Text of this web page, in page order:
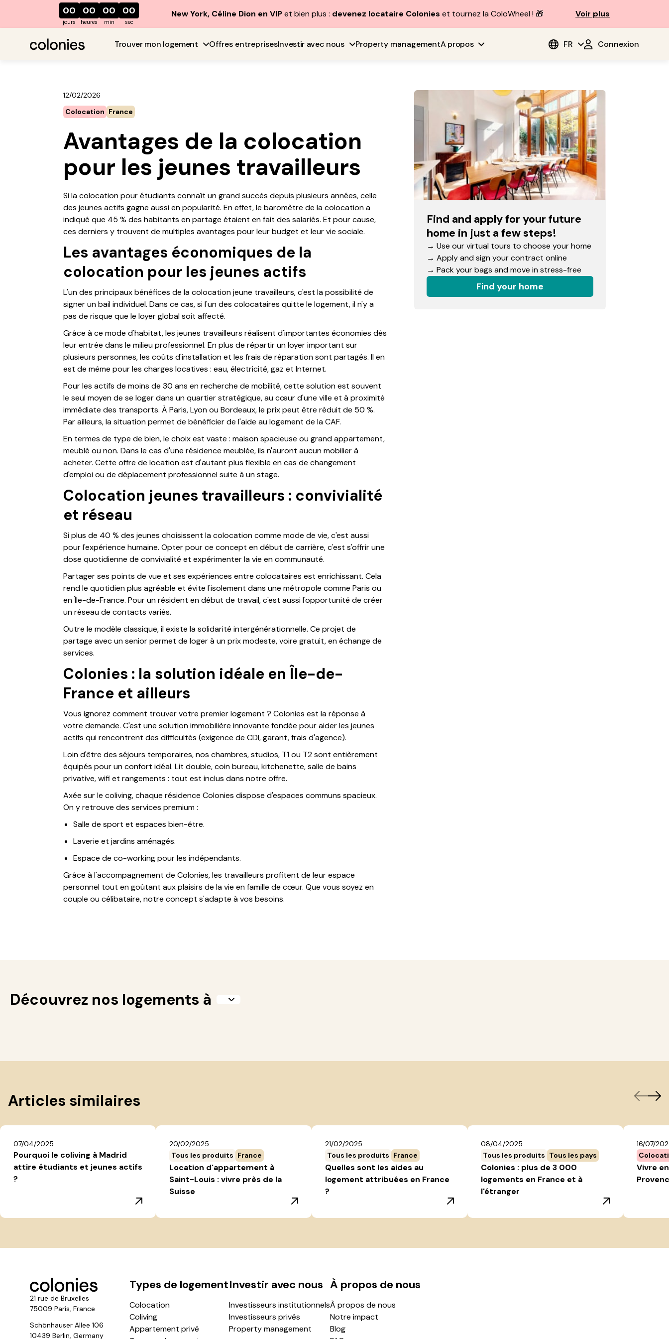
00
jours
00
heures
00
min
00
sec
New York, Céline Dion en VIPet bien plus : devenez locataire Colonies et tournez la ColoWheel ! 🎁 Voir plus
Trouver mon logement Offres entreprisesInvestir avec nous Property managementA propos FR Connexion
12/02/2026
Colocation France
Avantages de la colocation
pour les jeunes travailleurs
Si la colocation pour étudiants connaît un grand succès depuis plusieurs années, celle
des jeunes actifs gagne aussi en popularité. En effet, le baromètre de la colocation a
indiqué que 45 % des habitants en partage étaient en fait des salariés. Et pour cause,
ces derniers y trouvent de multiples avantages pour leur budget et leur vie sociale.
Les avantages économiques de la
colocation pour les jeunes actifs
L'un des principaux bénéfices de la colocation jeune travailleurs, c'est la possibilité de
signer un bail individuel. Dans ce cas, si l'un des colocataires quitte le logement, il n'y a
pas de risque que le loyer global soit affecté.
Grâce à ce mode d'habitat, les jeunes travailleurs réalisent d'importantes économies dès
leur entrée dans le milieu professionnel. En plus de répartir un loyer important sur
plusieurs personnes, les coûts d'installation et les frais de réparation sont partagés. Il en
est de même pour les charges locatives : eau, électricité, gaz et Internet.
Pour les actifs de moins de 30 ans en recherche de mobilité, cette solution est souvent
le seul moyen de se loger dans un quartier stratégique, au cœur d'une ville et à proximité
immédiate des transports. À Paris, Lyon ou Bordeaux, le prix peut être réduit de 50 %.
Par ailleurs, la situation permet de bénéficier de l'aide au logement de la CAF.
En termes de type de bien, le choix est vaste : maison spacieuse ou grand appartement,
meublé ou non. Dans le cas d'une résidence meublée, ils n'auront aucun mobilier à
acheter. Cette offre de location est d'autant plus flexible en cas de changement
d'emploi ou de déplacement professionnel suite à un stage.
Colocation jeunes travailleurs : convivialité
et réseau
Si plus de 40 % des jeunes choisissent la colocation comme mode de vie, c'est aussi
pour l'expérience humaine. Opter pour ce concept en début de carrière, c'est s'offrir une
dose quotidienne de convivialité et expérimenter la vie en communauté.
Partager ses points de vue et ses expériences entre colocataires est enrichissant. Cela
rend le quotidien plus agréable et évite l'isolement dans une métropole comme Paris ou
en Île-de-France. Pour un résident en début de travail, c'est aussi l'opportunité de créer
un réseau de contacts variés.
Outre le modèle classique, il existe la solidarité intergénérationnelle. Ce projet de
partage avec un senior permet de loger à un prix modeste, voire gratuit, en échange de
services.
Colonies : la solution idéale en Île-de-
France et ailleurs
Vous ignorez comment trouver votre premier logement ? Colonies est la réponse à
votre demande. C'est une solution immobilière innovante fondée pour aider les jeunes
actifs qui rencontrent des difficultés (exigence de CDI, garant, frais d'agence).
Loin d'être des séjours temporaires, nos chambres, studios, T1 ou T2 sont entièrement
équipés pour un confort idéal. Lit double, coin bureau, kitchenette, salle de bains
privative, wifi et rangements : tout est inclus dans notre offre.
Axée sur le coliving, chaque résidence Colonies dispose d'espaces communs spacieux.
On y retrouve des services premium :
Salle de sport et espaces bien-être.
Laverie et jardins aménagés.
Espace de co-working pour les indépendants.
Grâce à l'accompagnement de Colonies, les travailleurs profitent de leur espace
personnel tout en goûtant aux plaisirs de la vie en famille de cœur. Que vous soyez en
couple ou célibataire, notre concept s'adapte à vos besoins.
Find and apply for your future
home in just a few steps!
→ Use our virtual tours to choose your home
→ Apply and sign your contract online
→ Pack your bags and move in stress-free
Find your home
Découvrez nos logements à
Articles similaires
07/04/2025
Pourquoi le coliving à Madrid
attire étudiants et jeunes actifs
?
20/02/2025
Tous les produits France
Location d'appartement à
Saint-Louis : vivre près de la
Suisse
21/02/2025
Tous les produits France
Quelles sont les aides au
logement attribuées en France
?
08/04/2025
Tous les produits Tous les pays
Colonies : plus de 3 000
logements en France et à
l'étranger
16/07/
Vivre
21 rue de Bruxelles
75009 Paris, France
Schönhauser Allee 106
10439 Berlin, Germany
Types de logement
Colocation
Coliving
Appartement privé
Investir avec nous
Investisseurs institutionnels
Investisseurs privés
Property management
À propos de nous
À propos de nous
Notre impact
Blog